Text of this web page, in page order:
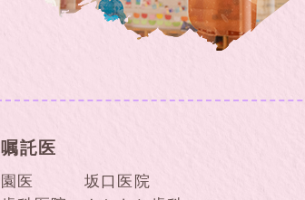
嘱託医
園医 坂口医院